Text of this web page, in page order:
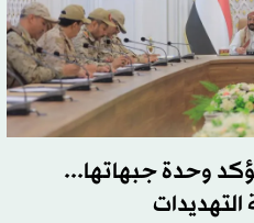
وحدة جبهاتها...